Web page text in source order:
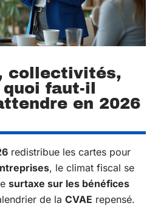
collectivités,
faut-il
en 2026
redistribue les cartes pour
, le climat fiscal se
surtaxe sur les bénéfices
de la CVAE repensé.